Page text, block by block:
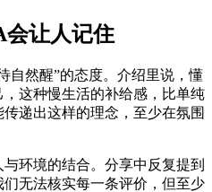
会让人记住
自然醒”的态度。介绍里说，懂
这种慢生活的补给感，比单纯
递出这样的理念，至少在氛围
环境的结合。分享中反复提到
无法核实每一条评价，但至少